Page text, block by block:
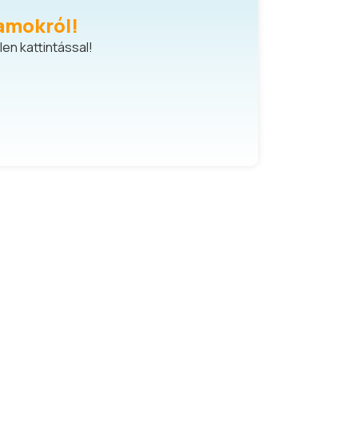
kattintással!